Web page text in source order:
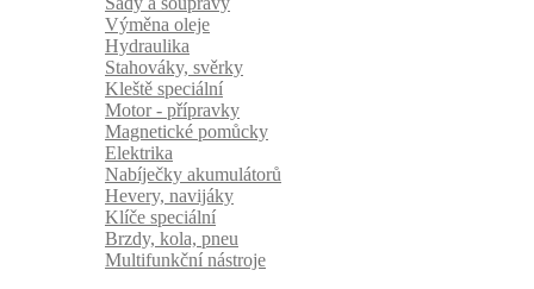
Výměna oleje
Hydraulika
Stahováky, svěrky
Kleště speciální
Motor - přípravky
Magnetické pomůcky
Elektrika
Nabíječky akumulátorů
Hevery, navijáky
Klíče speciální
Brzdy, kola, pneu
Multifunkční nástroje